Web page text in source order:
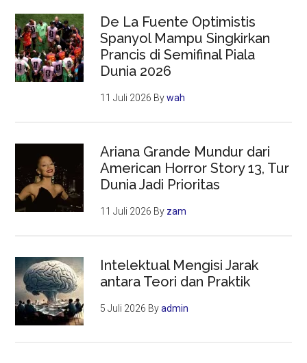
De La Fuente Optimistis
Spanyol Mampu Singkirkan
Prancis di Semifinal Piala
Dunia 2026
11 Juli 2026 Bywah
Ariana Grande Mundur dari
American Horror Story 13, Tur
Dunia Jadi Prioritas
11 Juli 2026 By zam
Intelektual Mengisi Jarak
antara Teori dan Praktik
5 Juli 2026 Byadmin